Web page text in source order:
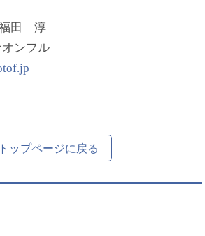
田 淳
ンフル
トップページに戻る